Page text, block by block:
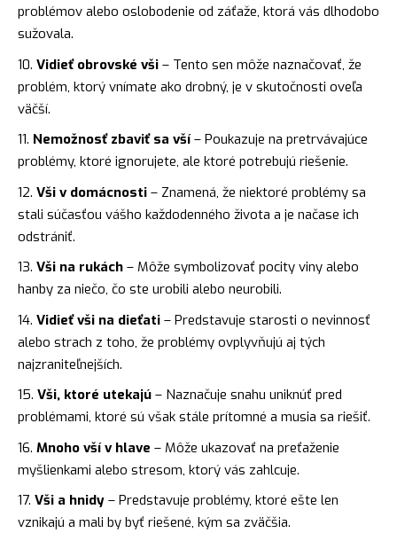
problémov alebo oslobodenie od záťaže, ktorá vás dlhodobo
sužovala.
Vidieť obrovské vši – Tento sen môže naznačovať, že
problém, ktorý vnímate ako drobný, je v skutočnosti oveľa
väčší.
Nemožnosť zbaviť sa vší– Poukazuje na pretrvávajúce
problémy, ktoré ignorujete, ale ktoré potrebujú riešenie.
Vši v domácnosti – Znamená, že niektoré problémy sa
stali súčasťou vášho každodenného života a je načase ich
odstrániť.
Vši na rukách – Môže symbolizovať pocity viny alebo
hanby za niečo, čo ste urobili alebo neurobili.
Vidieť vši na dieťati – Predstavuje starosti o nevinnosť
alebo strach z toho, že problémy ovplyvňujú aj tých
najzraniteľnejších.
Vši, ktoré utekajú – Naznačuje snahu uniknúť pred
problémami, ktoré sú však stále prítomné a musia sa riešiť.
Mnoho vší v hlave – Môže ukazovať na preťaženie
myšlienkami alebo stresom, ktorý vás zahlcuje.
Vši a hnidy – Predstavuje problémy, ktoré ešte len
vznikajú a mali by byť riešené, kým sa zväčšia.